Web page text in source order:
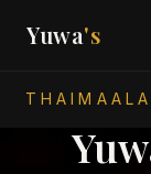
Yuwa's